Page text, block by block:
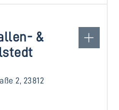
&
2, 23812